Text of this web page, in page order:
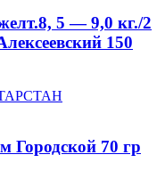
5 — 9,0 кг./2
150
Городской 70 гр